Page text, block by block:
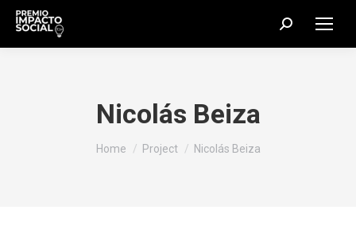
Search:
Nicolás Beiza
You are here:
Home Project Nicolás Beiza